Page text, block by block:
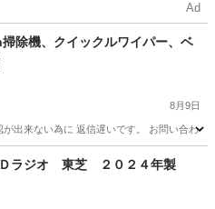
Ad
除機、クイックルワイパー、ベ
8月9日
出来ない為に 返信遅いです。 お問い合わ
生活家電 ダイソン
ラジオ 東芝 ２０２４年製